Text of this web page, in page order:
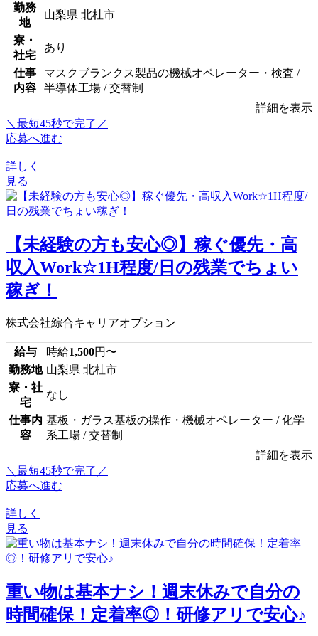
勤務
地
山梨県 北杜市
寮・
社宅
あり
仕事
内容
マスクブランクス製品の機械オペレーター・検査 /
半導体工場 / 交替制
詳細を表示
＼最短45秒で完了／
応募へ進む
詳しく
見る
【未経験の方も安心◎】稼ぐ優先・高
収入Work☆1H程度/日の残業でちょい
稼ぎ！
株式会社綜合キャリアオプション
給与 時給1,500円〜
勤務地 山梨県 北杜市
寮・社
宅
なし
仕事内
容
基板・ガラス基板の操作・機械オペレーター / 化学
系工場 / 交替制
詳細を表示
＼最短45秒で完了／
応募へ進む
詳しく
見る
重い物は基本ナシ！週末休みで自分の
時間確保！定着率◎！研修アリで安心♪